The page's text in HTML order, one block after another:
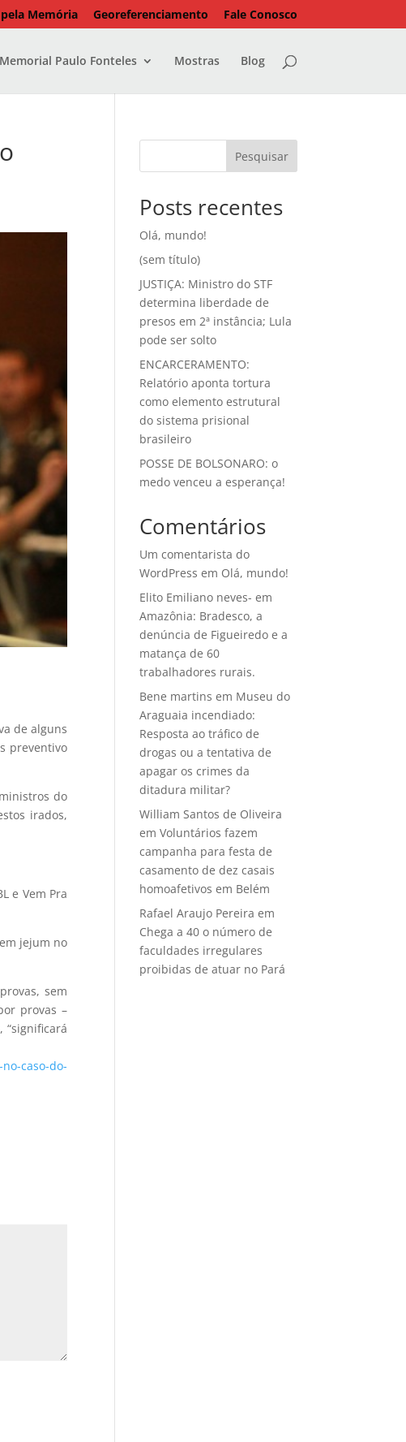
Memória Georeferenciamento Fale Conosco
Memorial Paulo Fonteles Mostras Blog
de alguns
preventivo
do
irados,
e Vem Pra
jejum no
sem
provas –
“significará
caso-do-
Pesquisar
Posts recentes
Olá, mundo!
(sem título)
JUSTIÇA: Ministro do STF
determina liberdade de
presos em 2ª instância; Lula
pode ser solto
ENCARCERAMENTO:
Relatório aponta tortura
como elemento estrutural
do sistema prisional
brasileiro
POSSE DE BOLSONARO: o
medo venceu a esperança!
Comentários
Um comentarista do
WordPress em Olá, mundo!
Elito Emiliano neves- em
Amazônia: Bradesco, a
denúncia de Figueiredo e a
matança de 60
trabalhadores rurais.
Bene martins em Museu do
Araguaia incendiado:
Resposta ao tráfico de
drogas ou a tentativa de
apagar os crimes da
ditadura militar?
William Santos de Oliveira
emVoluntários fazem
campanha para festa de
casamento de dez casais
homoafetivos em Belém
Rafael Araujo Pereira em
Chega a 40 o número de
faculdades irregulares
proibidas de atuar no Pará